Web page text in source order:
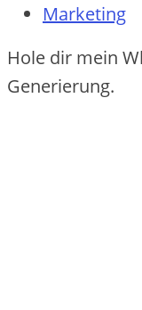
Marketing
Hole dir mein
Generierung.